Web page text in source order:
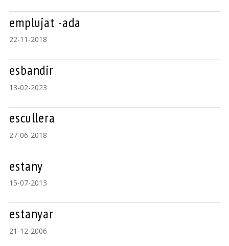
emplujat -ada
22-11-2018
esbandir
13-02-2023
escullera
27-06-2018
estany
15-07-2013
estanyar
21-12-2006